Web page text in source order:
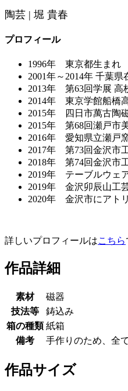
陶芸 | 堀 貴春
プロフィール
1996年 東京都生まれ
2001年～2014年 千葉県
2013年 第63回学展 高
2014年 東京学館船橋
2015年 四日市萬古陶
2015年 第68回瀬戸市
2016年 愛知県立瀬戸
2017年 第73回金沢市
2018年 第74回金沢市
2019年 テーブルウェ
2019年 金沢卯辰山工
2020年 金沢市にアト
詳しいプロフィールはこちら
作品詳細
素材
磁器
技法等
鋳込み
箱の種類 紙箱
備考
手作りのため、全
作品サイズ